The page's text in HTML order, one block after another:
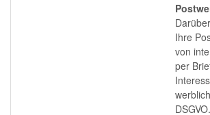
Ihre
von
per
DSGVO.